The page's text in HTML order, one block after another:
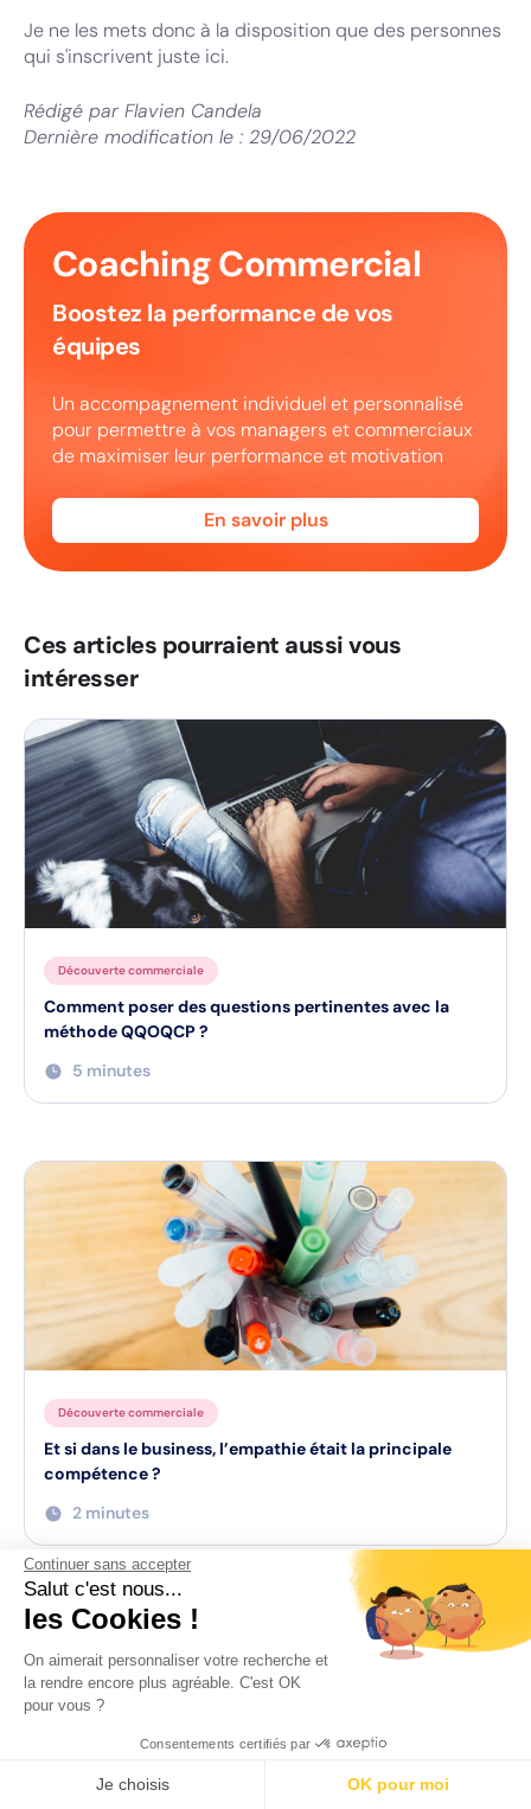
Continuer sans accepter
Salut c'est nous...
les Cookies !
On aimerait personnaliser votre recherche et
la rendre encore plus agréable. C'est OK
pour vous ?
Consentements certifiés par
Je choisis OK pour moi
Je ne les mets donc à la disposition que des personnes
qui s'inscrivent juste ici.
Rédigé par Flavien Candela
Dernière modification le : 29/06/2022
Coaching Commercial
Boostez la performance de vos
équipes
Un accompagnement individuel et personnalisé
pour permettre à vos managers et commerciaux
de maximiser leur performance et motivation
En savoir plus
Ces articles pourraient aussi vous
intéresser
Découverte commerciale
Comment poser des questions pertinentes avec la
méthode QQOQCP ?
5 minutes
Découverte commerciale
Et si dans le business, l’empathie était la principale
compétence ?
2 minutes
Nos expertises
Recrutement
Formation